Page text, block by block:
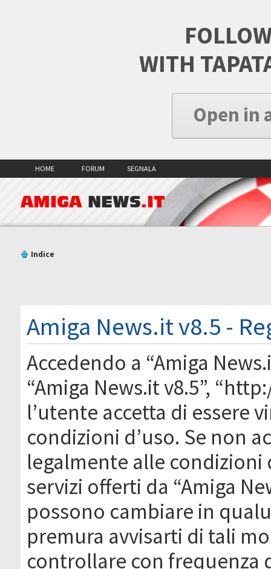
WITH
Open in
HOME FORUM SEGNALA
AMIGA NEWS.IT
Indice
Amiga News.it v8.5 -
Accedendo a “Amiga
“Amiga News.it v8.5”,
l’utente accetta di essere
condizioni d’uso. Se non
legalmente alle condizioni
servizi offerti da “Amiga
possono cambiare in
premura avvisarti di tali
controllare con frequenza